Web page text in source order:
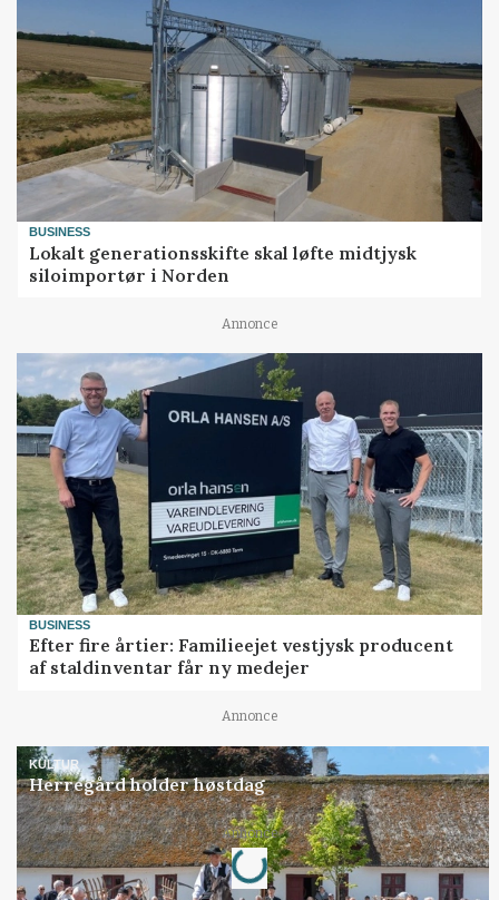
BUSINESS
Lokalt generationsskifte skal løfte midtjysk
siloimportør i Norden
Annonce
BUSINESS
Efter fire årtier: Familieejet vestjysk producent
af staldinventar får ny medejer
Annonce
KULTUR
Herregård holder høstdag
Annonce
Loading...